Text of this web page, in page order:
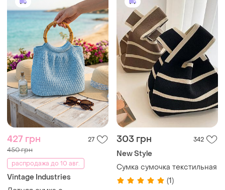
427 грн 27
450 грн
распродажа до 10 авг.
Vintage Industries
303 грн 342
New Style
Сумка сумочка текстильная
(1)